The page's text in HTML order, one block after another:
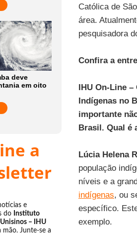
deve
em oito
a
e
do Instituto
– IHU
mão. Junte-se a
Católica de
área.
pesquisadora
Confira a
IHU On-Line
Indígenas no
importante
Brasil. Qual é
Lúcia Helena
população
níveis e a
indígenas, ou
específico.
exemplo.